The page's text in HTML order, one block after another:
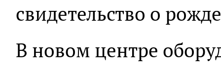
свидетельство о
В новом центре